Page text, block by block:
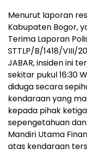
Menurut laporan
Kabupaten Bogor,
Terima Laporan
STTLP/B/1418/VIII/
JABAR, insiden ini
sekitar pukul 16:30
diduga secara
kendaraan yang
kepada pihak
sepengetahuan
Mandiri Utama
atas kendaraan